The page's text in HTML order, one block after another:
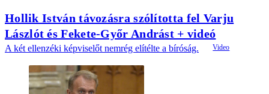
Hollik István távozásra szólította fel Varju
Lászlót és Fekete-Győr Andrást + videó
A két ellenzéki képviselőt nemrég elítélte a bíróság.